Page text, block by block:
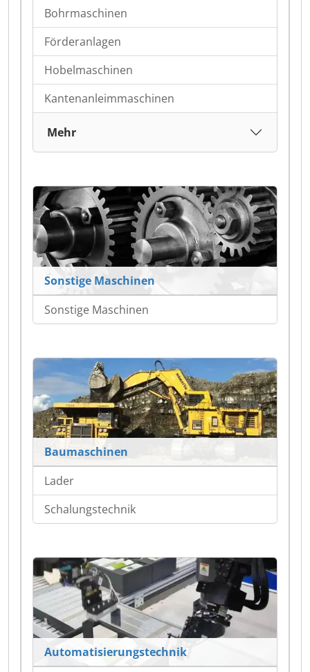
Bohrmaschinen
Förderanlagen
Hobelmaschinen
Kantenanleimmaschinen
Mehr
Sonstige Maschinen
Sonstige Maschinen
Baumaschinen
Lader
Schalungstechnik
Automatisierungstechnik